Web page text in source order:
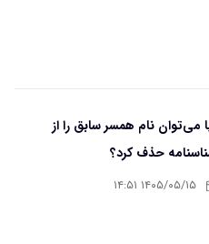
می‌توان نام همسر سابق را از
حذف کرد؟
۱۴۰۵/۰۵/۱۵ ۱۴:۵۱